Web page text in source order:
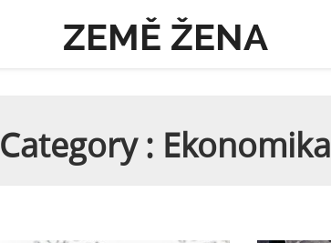
ZEMĚ ŽENA
Category : Ekonomika